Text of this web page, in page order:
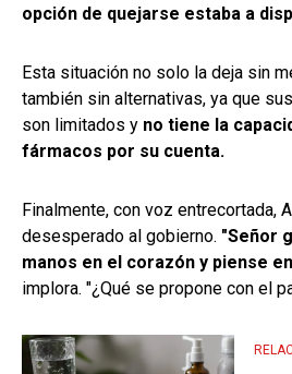
opción de quejarse estaba a
Esta situación no solo la deja sin
también sin alternativas, ya que
son limitados y no tiene la
fármacos por su cuenta.
Finalmente, con voz entrecortada,
desesperado al gobierno. "Señor
manos en el corazón y piense
implora. "¿Qué se propone con el